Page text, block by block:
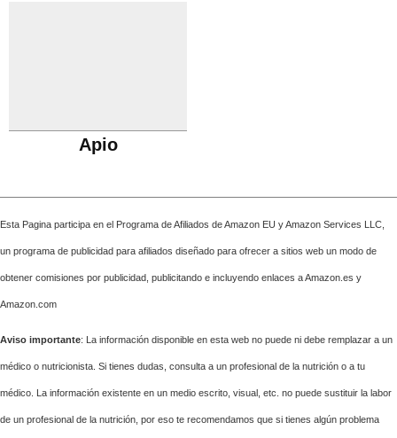
Apio
Esta Pagina participa en el Programa de Afiliados de Amazon EU y Amazon Services LLC,
un programa de publicidad para afiliados diseñado para ofrecer a sitios web un modo de
obtener comisiones por publicidad, publicitando e incluyendo enlaces a Amazon.es y
Amazon.com
Aviso importante: La información disponible en esta web no puede ni debe remplazar a un
médico o nutricionista. Si tienes dudas, consulta a un profesional de la nutrición o a tu
médico. La información existente en un medio escrito, visual, etc. no puede sustituir la labor
de un profesional de la nutrición, por eso te recomendamos que si tienes algún problema